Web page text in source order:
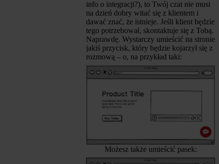
info o integracji?), to Twój czat nie musi
na dzień dobry witać się z klientem i
dawać znać, że istnieje. Jeśli klient będzie
tego potrzebował, skontaktuje się z Tobą.
Naprawdę. Wystarczy umieścić na stronie
jakiś przycisk, który będzie kojarzył się z
rozmową – o, na przykład taki:
Możesz także umieścić pasek: